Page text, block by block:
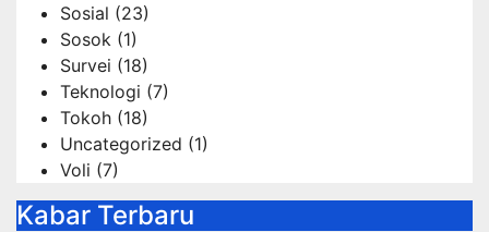
Sosial (23)
Sosok (1)
Survei (18)
Teknologi (7)
Tokoh (18)
Uncategorized (1)
Voli (7)
Kabar Terbaru